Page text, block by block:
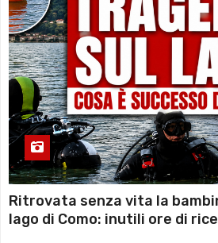
Ritrovata senza vita la
lago di Como: inutili ore di